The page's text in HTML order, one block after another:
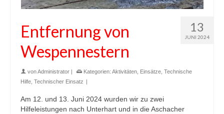
13
JUNI 2024
Entfernung von
Wespennestern
vonAdministrator | Kategorien: Aktivitäten Einsätze Technische
Hilfe Technischer Einsatz |
Am 12. und 13. Juni 2024 wurden wir zu zwei
Hilfeleistungen nach Unterhart und in die Aschacher